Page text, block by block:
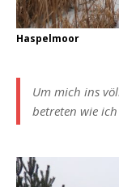
Haspelmoor
Um mich ins
betreten wie ich